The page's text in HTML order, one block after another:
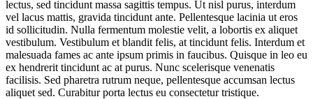
lectus, sed tincidunt massa sagittis tempus. Ut nisl purus, interdum
vel lacus mattis, gravida tincidunt ante. Pellentesque lacinia ut eros
id sollicitudin. Nulla fermentum molestie velit, a lobortis ex aliquet
vestibulum. Vestibulum et blandit felis, at tincidunt felis. Interdum et
malesuada fames ac ante ipsum primis in faucibus. Quisque in leo eu
ex hendrerit tincidunt ac at purus. Nunc scelerisque venenatis
facilisis. Sed pharetra rutrum neque, pellentesque accumsan lectus
aliquet sed. Curabitur porta lectus eu consectetur tristique.